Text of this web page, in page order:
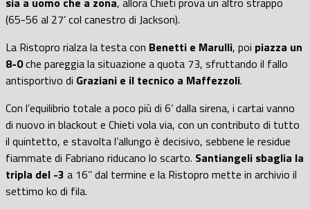
(65-56 al 27’ col canestro di Jackson).
La Ristopro rialza la testa con Benetti e Marulli, poi piazza un
8-0che pareggia la situazione a quota 73, sfruttando il fallo
antisportivo di Graziani e il tecnico a Maffezzoli.
Con l’equilibrio totale a poco più di 6’ dalla sirena, i cartai vanno
di nuovo in blackout e Chieti vola via, con un contributo di tutto
il quintetto, e stavolta l’allungo è decisivo, sebbene le residue
fiammate di Fabriano riducano lo scarto. Santiangeli sbaglia la
tripla del -3 a 16’’ dal termine e la Ristopro mette in archivio il
settimo ko di fila.